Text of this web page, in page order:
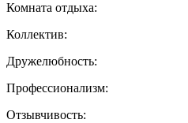
Комната отдыха:
Коллектив:
Дружелюбность:
Профессионализм:
Отзывчивость: